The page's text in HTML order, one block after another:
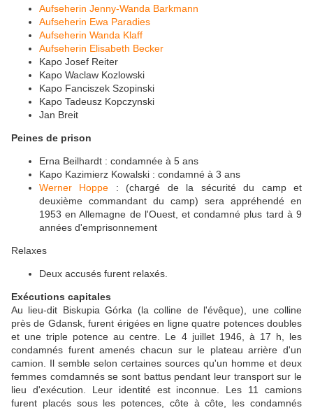
Aufseherin Jenny-Wanda Barkmann
Aufseherin Ewa Paradies
Aufseherin Wanda Klaff
Aufseherin Elisabeth Becker
Kapo Josef Reiter
Kapo Waclaw Kozlowski
Kapo Fanciszek Szopinski
Kapo Tadeusz Kopczynski
Jan Breit
Peines de prison
Erna Beilhardt : condamnée à 5 ans
Kapo Kazimierz Kowalski : condamné à 3 ans
Werner Hoppe : (chargé de la sécurité du camp et
deuxième commandant du camp) sera appréhendé en
1953 en Allemagne de l'Ouest, et condamné plus tard à 9
années d'emprisonnement
Relaxes
Deux accusés furent relaxés.
Exécutions capitales
Au lieu-dit Biskupia Górka (la colline de l'évêque), une colline
près de Gdansk, furent érigées en ligne quatre potences doubles
et une triple potence au centre. Le 4 juillet 1946, à 17 h, les
condamnés furent amenés chacun sur le plateau arrière d'un
camion. Il semble selon certaines sources qu'un homme et deux
femmes comdamnés se sont battus pendant leur transport sur le
lieu d'exécution. Leur identité est inconnue. Les 11 camions
furent placés sous les potences, côte à côte, les condamnés